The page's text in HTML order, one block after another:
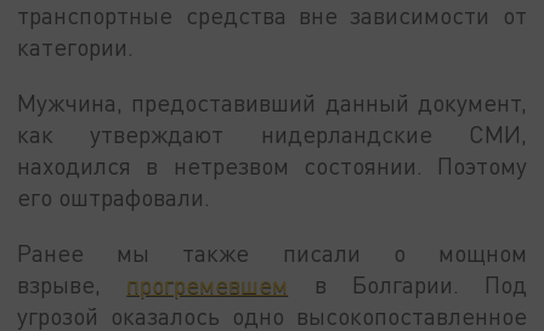
транспортные средства вне зависимости от
категории.
Мужчина, предоставивший данный документ,
как утверждают нидерландские СМИ,
находился в нетрезвом состоянии. Поэтому
его оштрафовали.
Ранее мы также писали о мощном
взрыве, прогремевшем в Болгарии. Под
угрозой оказалось одно высокопоставленное